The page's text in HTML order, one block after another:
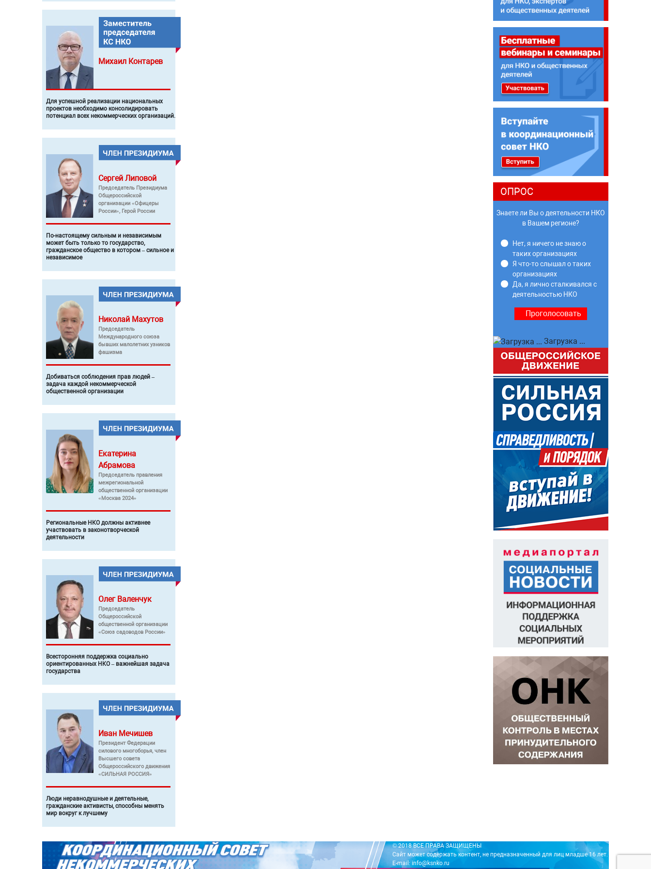
Михаил Контарев
Для успешной реализации национальных
проектов необходимо консолидировать
потенциал всех некоммерческих организаций.
Сергей Липовой
Председатель Президиума
Общероссийской
организации «Офицеры
России», Герой России
По-настоящему сильным и независимым
может быть только то государство,
гражданское общество в котором – сильное и
независимое
Николай Махутов
Председатель
Международного союза
бывших малолетних узников
фашизма
Добиваться соблюдения прав людей –
задача каждой некоммерческой
общественной организации
Екатерина
Абрамова
Председатель правления
межрегиональной
общественной организации
«Москва 2024»
Региональные НКО должны активнее
участвовать в законотворческой
деятельности
Олег Валенчук
Председатель
Общероссийской
общественной организации
«Союз садоводов России»
Всесторонняя поддержка социально
ориентированных НКО – важнейшая задача
государства
Иван Мечишев
Президент Федерации
силового многоборья, член
Высшего совета
Общероссийского движения
«СИЛЬНАЯ РОССИЯ»
Люди неравнодушные и деятельные,
гражданские активисты, способны менять
мир вокруг к лучшему
ОПРОС
Знаете ли Вы о деятельности НКО
в Вашем регионе?
Нет, я ничего не знаю о
таких организациях
Я что-то слышал о таких
организациях
Да, я лично сталкивался с
деятельностью НКО
Загрузка ...
© 2018 ВСЕ ПРАВА ЗАЩИЩЕНЫ
Сайт может содержать контент, не предназначенный для лиц младше 16 лет.
E-mail: info@ksnko.ru